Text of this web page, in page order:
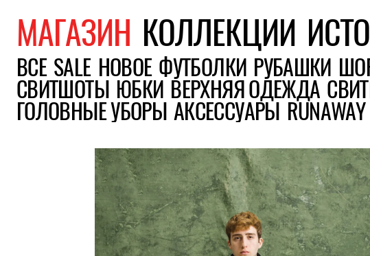
МАГАЗИН
ВСЕ SALE НОВОЕ ФУТБОЛКИ РУБАШКИ
СВИТШОТЫ ЮБКИ ВЕРХНЯЯ ОДЕЖДА
ГОЛОВНЫЕ УБОРЫ АКСЕССУАРЫ RUNAWAY
КОЛЛЕКЦИИ